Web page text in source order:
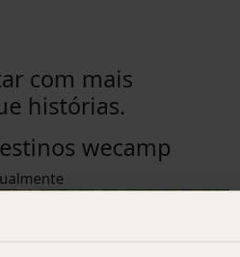
com mais
histórias.
wecamp